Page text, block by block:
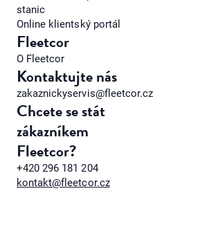
stanic
Online klientský portál
Fleetcor
O Fleetcor
Kontaktujte nás
zakaznickyservis@fleetcor.cz
Chcete se stát
zákazníkem
Fleetcor?
+420 296 181 204
kontakt@fleetcor.cz